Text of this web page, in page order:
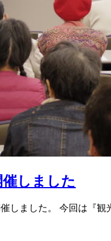
しました
しました。 今回は『